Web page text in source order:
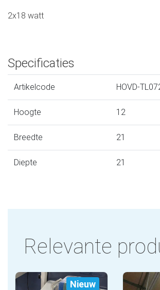
2x18 watt
Specificaties
Artikelcode HOVD-
Hoogte 12
Breedte 21
Diepte 21
Relevante
Nieuw